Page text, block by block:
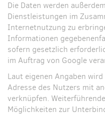
Die Daten werden
Dienstleistungen im
Internetnutzung zu
Informationen
sofern gesetzlich
im Auftrag von Google
Laut eigenen Angaben
Adresse des Nutzers mit
verknüpfen.
Möglichkeiten zur